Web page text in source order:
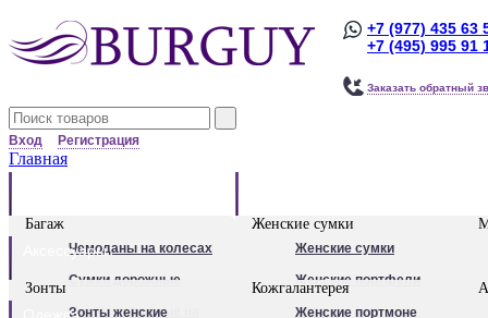
+7 (977) 435 63
+7 (495) 995 91
Заказать обратный
Вход Регистрация
Главная
Багаж
Чемоданы на колесах
Сумки дорожные
Сумки дорожные на
Женские сумки
Женские сумки
Женские портфели
Клатчи
Аксессуары
Зонты
Зонты женские
Кожгалантерея
Женские портмоне